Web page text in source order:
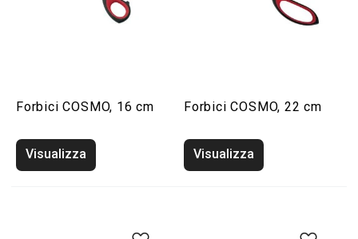
Forbici COSMO, 16 cm
Visualizza
Forbici COSMO, 22 cm
Visualizza